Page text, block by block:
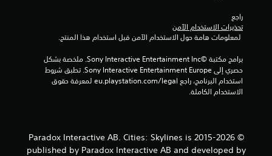
راجع
تحذيرات الاستخدام الآمن
الاستخدام الكاملة.
© 2015-2026 Paradox Interactive AB. Cities: Skylines is
published by Paradox Interactive AB and developed by